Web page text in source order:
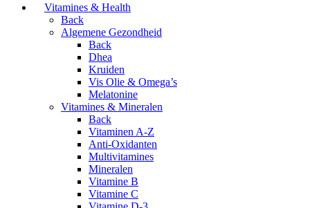
Vitamines & Health
Back
Algemene Gezondheid
Back
Dhea
Kruiden
Vis Olie & Omega’s
Melatonine
Vitamines & Mineralen
Back
Vitaminen A-Z
Anti-Oxidanten
Multivitamines
Mineralen
Vitamine B
Vitamine C